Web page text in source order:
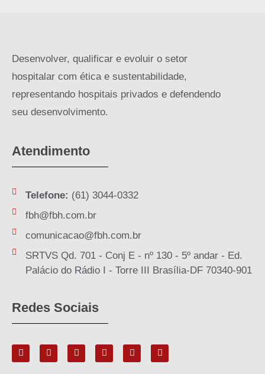
Desenvolver, qualificar e evoluir o setor
hospitalar com ética e sustentabilidade,
representando hospitais privados e defendendo
seu desenvolvimento.
Atendimento
Telefone: (61) 3044-0332
fbh@fbh.com.br
comunicacao@fbh.com.br
SRTVS Qd. 701 - Conj E - nº 130 - 5º andar - Ed.
Palácio do Rádio I - Torre III Brasília-DF 70340-901
Redes Sociais